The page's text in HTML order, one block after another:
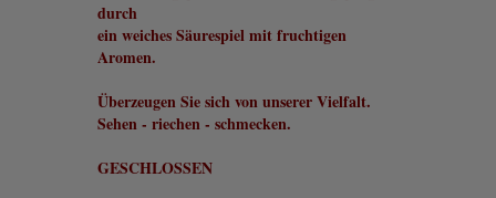
durch
ein weiches Säurespiel mit fruchtigen
Aromen.
Überzeugen Sie sich von unserer Vielfalt.
Sehen - riechen - schmecken.
GESCHLOSSEN